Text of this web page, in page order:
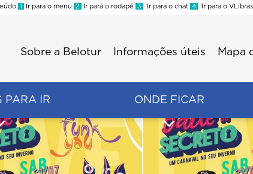
1 Ir para o menu 2 Ir para o rodapé 3 Ir para o chat 4 Ir para o VLibras
Sobre a Belotur Informações úteis Mapa
PARA IR ONDE FICAR